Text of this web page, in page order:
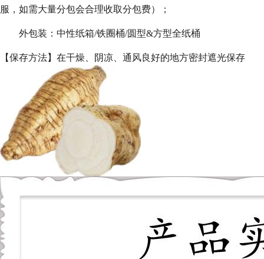
服，如需大量分包会合理收取分包费）；
外包装：中性纸箱/铁圈桶/圆型&方型全纸桶
【保存方法】在干燥、阴凉、通风良好的地方密封遮光保存